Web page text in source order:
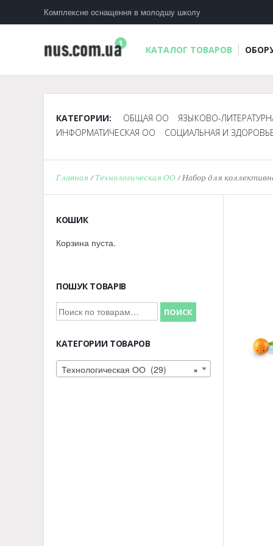
Комплексне оснащення в молодшу школу
КАТАЛОГ ТОВАРОВ
КАТЕГОРИИ: ОБЩАЯ ОО
ЯЗЫКОВО-
ИНФОРМАТИЧЕСКАЯ ОО
СОЦИАЛЬНАЯ И
Главная /Технологическая ОО / Набор для
КОШИК
Корзина пуста.
ПОШУК ТОВАРІВ
Искать: ПОИСК
КАТЕГОРИИ ТОВАРОВ
×
Технологическая ОО (29)